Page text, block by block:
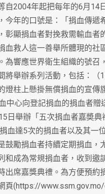
自2004年起把每年的6月14
今年的口號是：「捐血傳遞
彰顯捐血者對挽救需輸血者
血救人這一善舉所體現的社
為響應世界衛生組織的號召
將舉辦系列活動，包括：（
燈柱上懸掛無償捐血的宣傳
中心向登記捐血的捐血者贈
15日舉辦「五次捐血者嘉奬
血達5次的捐血者以及其一
鼓勵捐血者持續定期捐血，
和成為常規捐血者，收到邀
出席嘉獎典禮。為方便預約
頁(https://